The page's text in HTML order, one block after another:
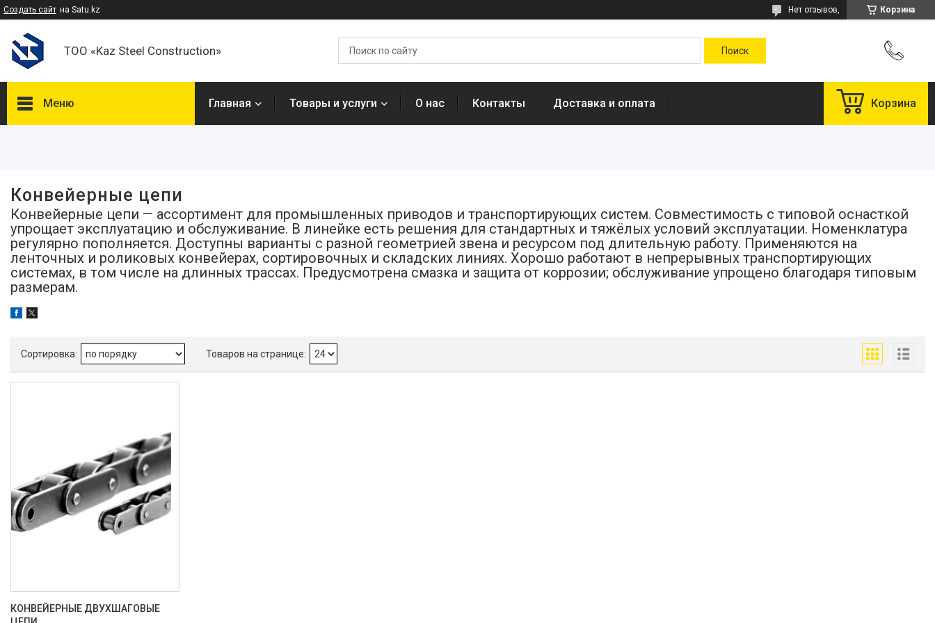
Создать сайт на Satu.kz Корзина
Нет отзывов,
ТОО «Kaz Steel Construction»
Меню
В наличии
Да 1
Главная Товары и услуги О нас Контакты Доставка и оплата Корзина
Конвейерные цепи
Конвейерные цепи — ассортимент для промышленных приводов и транспортирующих систем. Совместимость с типовой оснасткой
упрощает эксплуатацию и обслуживание. В линейке есть решения для стандартных и тяжёлых условий эксплуатации. Номенклатура
регулярно пополняется. Доступны варианты с разной геометрией звена и ресурсом под длительную работу. Применяются на
ленточных и роликовых конвейерах, сортировочных и складских линиях. Хорошо работают в непрерывных транспортирующих
системах, в том числе на длинных трассах. Предусмотрена смазка и защита от коррозии; обслуживание упрощено благодаря типовым
размерам.
КОНВЕЙЕРНЫЕ ДВУХШАГОВЫЕ